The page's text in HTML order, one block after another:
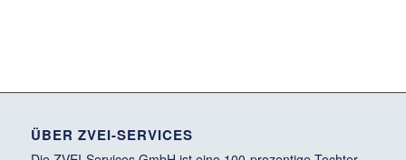
ÜBER ZVEI-SERVICES